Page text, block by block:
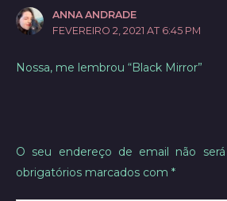
ANNA ANDRADE
FEVEREIRO 2, 2021 AT 6:45 PM
Nossa, me lembrou “Black Mirror”
O seu endereço de email não será
obrigatórios marcados com *